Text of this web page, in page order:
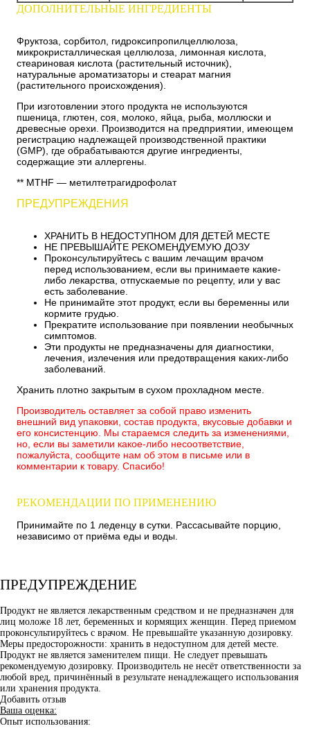
ДОПОЛНИТЕЛЬНЫЕ ИНГРЕДИЕНТЫ
Фруктоза, сорбитол, гидроксипропилцеллюлоза,
микрокристаллическая целлюлоза, лимонная кислота,
стеариновая кислота (растительный источник),
натуральные ароматизаторы и стеарат магния
(растительного происхождения).
При изготовлении этого продукта не используются
пшеница, глютен, соя, молоко, яйца, рыба, моллюски и
древесные орехи. Производится на предприятии, имеющем
регистрацию надлежащей производственной практики
(GMP), где обрабатываются другие ингредиенты,
содержащие эти аллергены.
** MTHF — метилтетрагидрофолат
ПРЕДУПРЕЖДЕНИЯ
ХРАНИТЬ В НЕДОСТУПНОМ ДЛЯ ДЕТЕЙ МЕСТЕ
НЕ ПРЕВЫШАЙТЕ РЕКОМЕНДУЕМУЮ ДОЗУ
Проконсультируйтесь с вашим лечащим врачом
перед использованием, если вы принимаете какие-
либо лекарства, отпускаемые по рецепту, или у вас
есть заболевание.
Не принимайте этот продукт, если вы беременны или
кормите грудью.
Прекратите использование при появлении необычных
симптомов.
Эти продукты не предназначены для диагностики,
лечения, излечения или предотвращения каких-либо
заболеваний.
Хранить плотно закрытым в сухом прохладном месте.
Производитель оставляет за собой право изменить
внешний вид упаковки, состав продукта, вкусовые добавки и
его консистенцию. Мы стараемся следить за изменениями,
но, если вы заметили какое-либо несоответствие,
пожалуйста, сообщите нам об этом в письме или в
комментарии к товару. Спасибо!
РЕКОМЕНДАЦИИ ПО ПРИМЕНЕНИЮ
Принимайте по 1 леденцу в сутки. Рассасывайте порцию,
независимо от приёма еды и воды.
ПРЕДУПРЕЖДЕНИЕ
Продукт не является лекарственным средством и не предназначен для
лиц моложе 18 лет, беременных и кормящих женщин. Перед приемом
проконсультируйтесь с врачом. Не превышайте указанную дозировку.
Меры предосторожности: хранить в недоступном для детей месте.
Продукт не является заменителем пищи. Не следует превышать
рекомендуемую дозировку. Производитель не несёт ответственности за
любой вред, причинённый в результате ненадлежащего использования
или хранения продукта.
Добавить отзыв
Ваша оценка:
Опыт использования: